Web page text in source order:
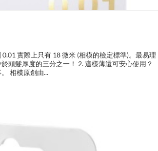
實際上只有 18 微米 (相模的檢定標準)。最易理
頭髮厚度的三分之一！ 2. 這樣薄還可安心使用？
相模原創由...